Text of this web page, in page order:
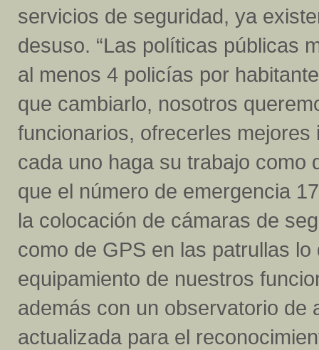
servicios de seguridad, ya
desuso. “Las políticas públicas
al menos 4 policías por
que cambiarlo, nosotros
funcionarios, ofrecerles
cada uno haga su trabajo como
que el número de emergencia
la colocación de cámaras de
como de GPS en las patrullas
equipamiento de nuestros
además con un observatorio de
actualizada para el